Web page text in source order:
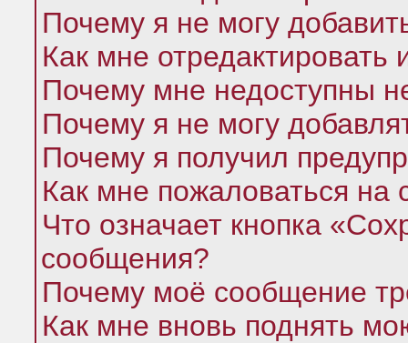
Почему я не могу
Как мне отредактировать
Почему мне недоступны
Почему я не могу
Почему я получил
Как мне пожаловаться
Что означает кнопка
сообщения?
Почему моё сообщение
Как мне вновь поднять